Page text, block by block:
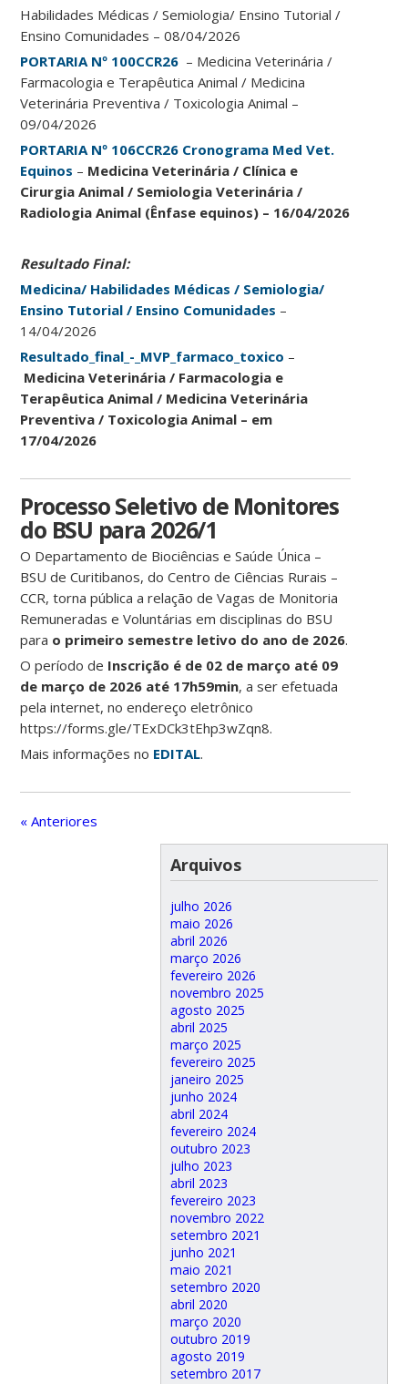
Habilidades Médicas / Semiologia/ Ensino Tutorial /
Ensino Comunidades – 08/04/2026
PORTARIA Nº 100CCR26 – Medicina Veterinária /
Farmacologia e Terapêutica Animal / Medicina
Veterinária Preventiva / Toxicologia Animal –
09/04/2026
PORTARIA Nº 106CCR26 Cronograma Med Vet.
Equinos – Medicina Veterinária / Clínica e
Cirurgia Animal / Semiologia Veterinária /
Radiologia Animal (Ênfase equinos) – 16/04/2026
Resultado Final:
Medicina/ Habilidades Médicas / Semiologia/
Ensino Tutorial / Ensino Comunidades –
14/04/2026
Resultado_final_-_MVP_farmaco_toxico –
Medicina Veterinária / Farmacologia e
Terapêutica Animal / Medicina Veterinária
Preventiva / Toxicologia Animal – em
17/04/2026
Processo Seletivo de Monitores
do BSU para 2026/1
O Departamento de Biociências e Saúde Única –
BSU de Curitibanos, do Centro de Ciências Rurais –
CCR, torna pública a relação de Vagas de Monitoria
Remuneradas e Voluntárias em disciplinas do BSU
para o primeiro semestre letivo do ano de 2026.
O período de Inscrição é de 02 de março até 09
de março de 2026 até 17h59min, a ser efetuada
pela internet, no endereço eletrônico
https://forms.gle/TExDCk3tEhp3wZqn8.
Mais informações no EDITAL.
« Anteriores
Arquivos
julho 2026
maio 2026
abril 2026
março 2026
fevereiro 2026
novembro 2025
agosto 2025
abril 2025
março 2025
fevereiro 2025
janeiro 2025
junho 2024
abril 2024
fevereiro 2024
outubro 2023
julho 2023
abril 2023
fevereiro 2023
novembro 2022
setembro 2021
junho 2021
maio 2021
setembro 2020
abril 2020
março 2020
outubro 2019
agosto 2019
setembro 2017